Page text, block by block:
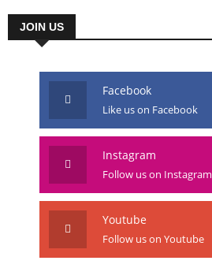
JOIN US
Facebook
Like us on Facebook
Instagram
Follow us on Instagram
Youtube
Follow us on Youtube